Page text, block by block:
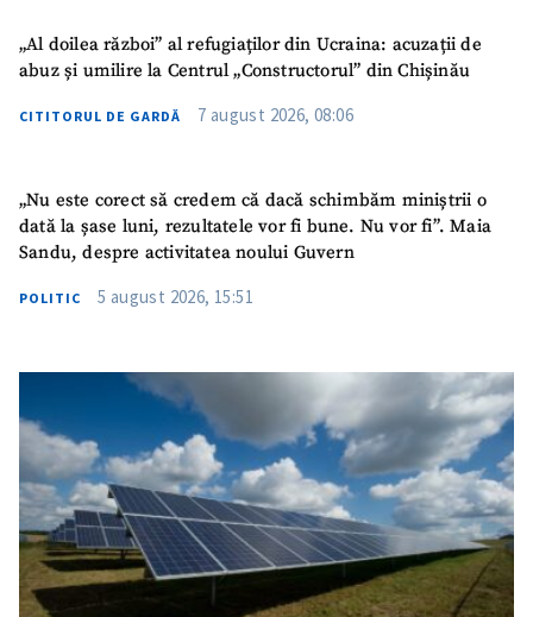
„Al doilea război” al refugiaților din Ucraina: acuzații de
abuz și umilire la Centrul „Constructorul” din Chișinău
CITITORUL DE GARDĂ 7 august 2026, 08:06
„Nu este corect să credem că dacă schimbăm miniștrii o
dată la șase luni, rezultatele vor fi bune. Nu vor fi”. Maia
Sandu, despre activitatea noului Guvern
POLITIC 5 august 2026, 15:51
Titlu știre+ Adaugă titlu
Fotografie
+ Încarcă imagine
Link media
+ Link media